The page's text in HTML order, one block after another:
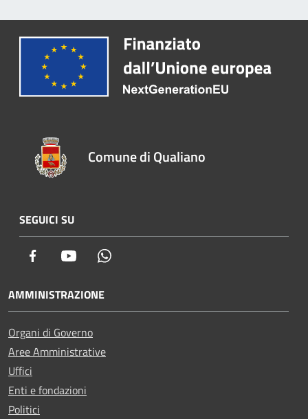
Comune di Qualiano
SEGUICI SU
Facebook Youtube
AMMINISTRAZIONE
Organi di Governo
Aree Amministrative
Uffici
Enti e fondazioni
Politici